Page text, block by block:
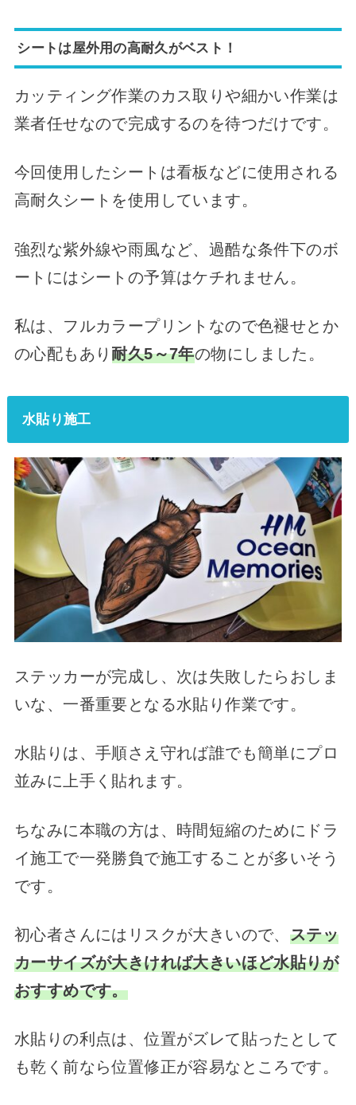
シートは屋外用の高耐久がベスト！
カッティング作業のカス取りや細かい作業は
業者任せなので完成するのを待つだけです。
今回使用したシートは看板などに使用される
高耐久シートを使用しています。
強烈な紫外線や雨風など、過酷な条件下のボ
ートにはシートの予算はケチれません。
私は、フルカラープリントなので色褪せとか
の心配もあり 耐久5～7年の物にしました。
水貼り施工
ステッカーが完成し、次は失敗したらおしま
いな、一番重要となる水貼り作業です。
水貼りは、手順さえ守れば誰でも簡単にプロ
並みに上手く貼れます。
ちなみに本職の方は、時間短縮のためにドラ
イ施工で一発勝負で施工することが多いそう
です。
初心者さんにはリスクが大きいので、 ステッ
カーサイズが大きければ大きいほど水貼りが
おすすめです。
水貼りの利点は、位置がズレて貼ったとして
も乾く前なら位置修正が容易なところです。